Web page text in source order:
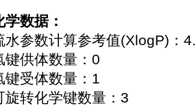
数据：
参数计算参考值(XlogP)：
供体数量：0
受体数量：1
转化学键数量：3